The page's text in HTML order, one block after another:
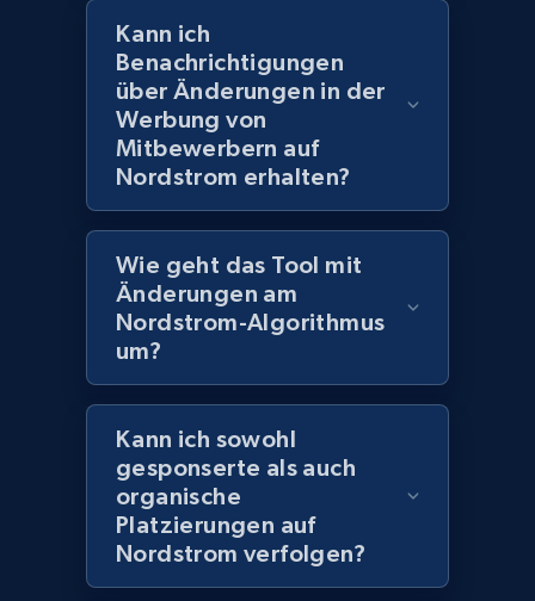
991+ 165+
Lazada - Products - Discover products by
URL, Title, Rating, Reviews, Initial price, Final
price, Currency, Stock, and more.
991+ 165+ Jetzt anfangen
Lazada - Products - Discover products by
category URL or brand URL
URL, Title, Rating, Reviews, Initial price, Final
price, Currency, Stock, and more.
Kann ich
Benachrichtigungen
über Änderungen in der
Werbung von
Mitbewerbern auf
Nordstrom erhalten?
Wie geht das Tool mit
Änderungen am
Nordstrom-Algorithmus
um?
Kann ich sowohl
gesponserte als auch
organische
Platzierungen auf
Nordstrom verfolgen?